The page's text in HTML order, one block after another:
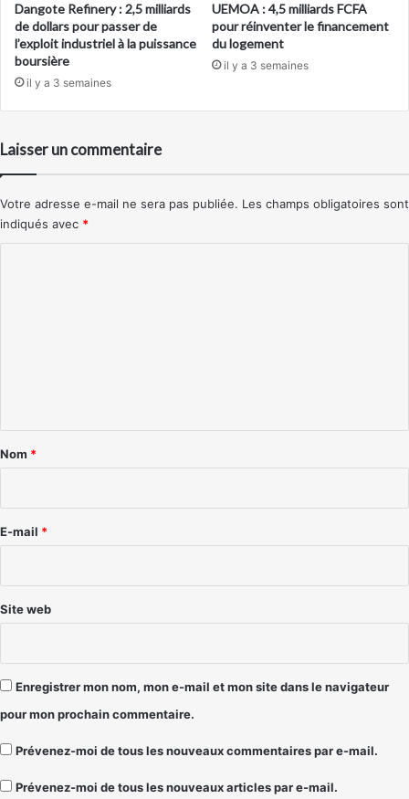
Dangote Refinery : 2,5 milliards
de dollars pour passer de
l’exploit industriel à la puissance
boursière
il y a 3 semaines
UEMOA : 4,5 milliards FCFA
pour réinventer le financement
du logement
il y a 3 semaines
Laisser un commentaire
Votre adresse e-mail ne sera pas publiée. Les champs obligatoires sont
indiqués avec *
a
e
Nom *
E-mail *
Site web
Enregistrer mon nom, mon e-mail et mon site dans le navigateur
pour mon prochain commentaire.
Prévenez-moi de tous les nouveaux commentaires par e-mail.
Prévenez-moi de tous les nouveaux articles par e-mail.